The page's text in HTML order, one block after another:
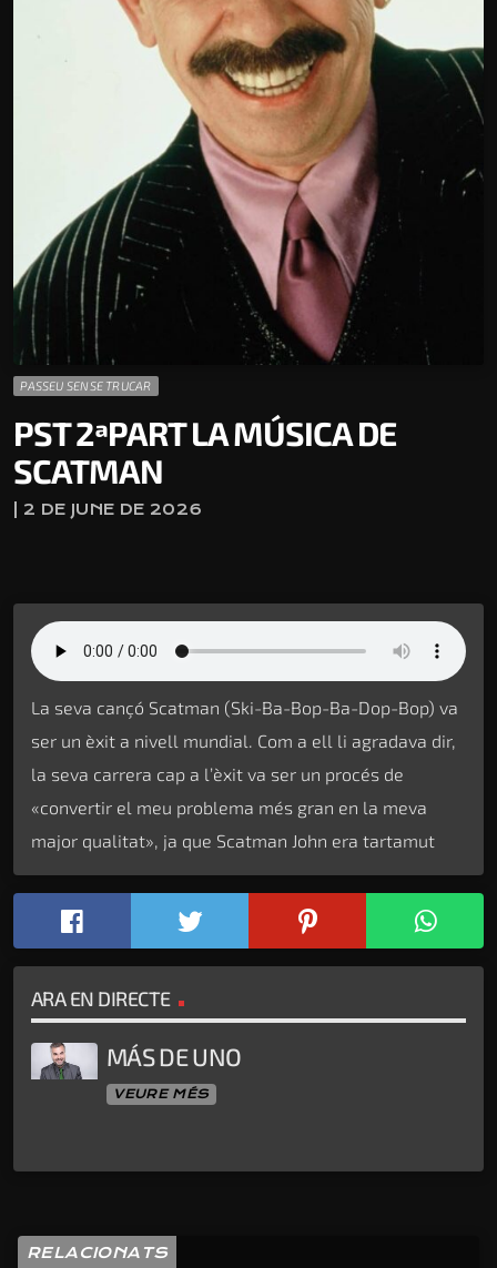
PASSEU SENSE TRUCAR
PST 2ªPART LA MÚSICA DE
SCATMAN
| 2 DE JUNE DE 2026
La seva cançó Scatman (Ski-Ba-Bop-Ba-Dop-Bop) va
ser un èxit a nivell mundial. Com a ell li agradava dir,
la seva carrera cap a l’èxit va ser un procés de
«convertir el meu problema més gran en la meva
major qualitat», ja que Scatman John era tartamut
ARA EN DIRECTE
MÁS DE UNO
VEURE MÉS
RELACIONATS